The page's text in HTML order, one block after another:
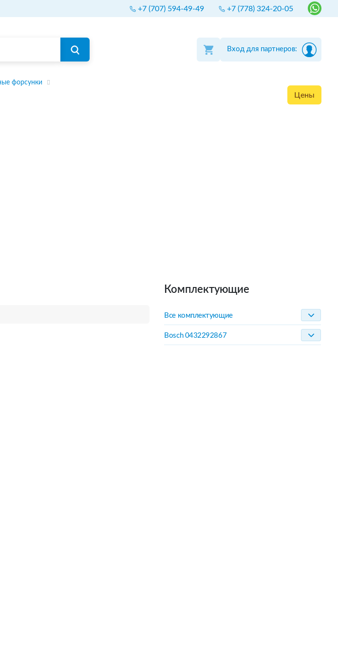
+7 (707) 594-49-49 +7 (778) 324-20-05
Вход для партнеров:
форсунки
Цены
Комплектующие
Все комплектующие
Bosch 0432292867